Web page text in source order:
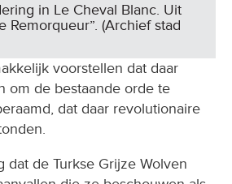
in Le Cheval Blanc. Uit
Remorqueur”. (Archief stad
voorstellen dat daar
om de bestaande orde te
dat daar revolutionaire
dat de Turkse Grijze Wolven